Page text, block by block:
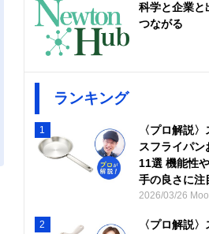
科学と企業と
つながる
ランキング
1
〈プロ解説
スフライパン
11選 機能性
手の良さに注
2026/03/
2
〈プロ解説